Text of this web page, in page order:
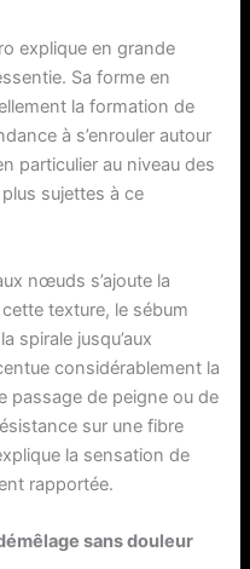
explique en grande
Sa forme en
la formation de
à s’enrouler autour
particulier au niveau des
sujettes à ce
nœuds s’ajoute la
texture, le sébum
spirale jusqu’aux
considérablement la
passage de peigne ou de
sur une fibre
la sensation de
rapportée.
sans douleur